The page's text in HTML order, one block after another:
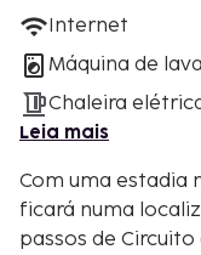
Internet
Máquina de
Chaleira
Leia mais
Com uma estadia
ficará numa
passos de Circuito